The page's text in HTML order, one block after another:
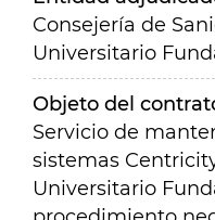
Consejería de
Universitario
Objeto del
Servicio de
sistemas
Universitario